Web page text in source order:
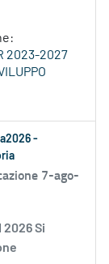
2023-2027
-
7-ago-
2026 Si